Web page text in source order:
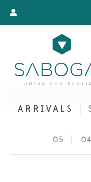
ARRIVALS
05 04